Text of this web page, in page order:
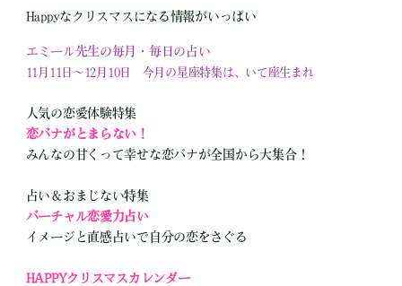
Happyなクリスマスになる情報がいっぱい
エミール先生の毎月・毎日の占い
11月11日～12月10日 今月の星座特集は、いて座生まれ
人気の恋愛体験特集
恋バナがとまらない！
みんなの甘くって幸せな恋バナが全国から大集合！
占い＆おまじない特集
バーチャル恋愛力占い
イメージと直感占いで自分の恋をさぐる
HAPPYクリスマスカレンダー